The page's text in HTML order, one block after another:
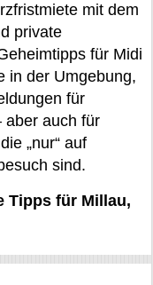
mit dem
private
für Midi
in der Umgebung,
für
aber auch für
„nur“ auf
sind.
Tipps für Millau,